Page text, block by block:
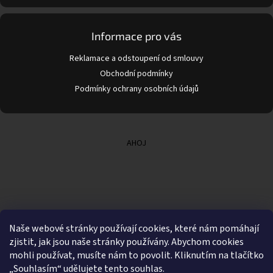
Naše webové stránky používají cookies, které nám pomáhají
zjistit, jak jsou naše stránky používány. Abychom cookies
mohli používat, musíte nám to povolit. Kliknutím na tlačítko
„Souhlasím“ udělujete tento souhlas.
Informace pro vás
Reklamace a odstoupení od smlouvy
Obchodní podmínky
Podmínky ochrany osobních údajů
AHOJ